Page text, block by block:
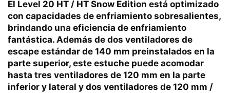
El Level 20 HT / HT Snow Edition está optimizado
con capacidades de enfriamiento sobresalientes,
brindando una eficiencia de enfriamiento
fantástica. Además de dos ventiladores de
escape estándar de 140 mm preinstalados en la
parte superior, este estuche puede acomodar
hasta tres ventiladores de 120 mm en la parte
inferior y lateral y dos ventiladores de 120 mm /